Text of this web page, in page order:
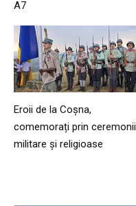
A7
Eroii de la Coșna,
comemorați prin ceremonii
militare și religioase